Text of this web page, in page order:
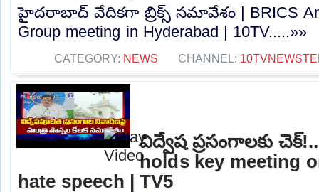
హైదరాబాద్ వేదికగా బ్రిక్స్ సమావేశం | BRICS
Group meeting in Hyderabad | 10TV.....»»
CATEGORY: NEWS CHANNEL:
విద్వేష ప్రసంగాలకు
holds key meeting
hate speech | TV5